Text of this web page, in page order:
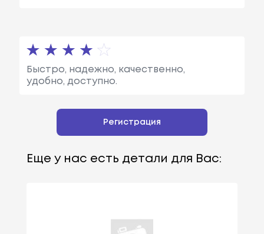
Быстро, надежно, качественно,
удобно, доступно.
Регистрация
Еще у нас есть детали для Вас: